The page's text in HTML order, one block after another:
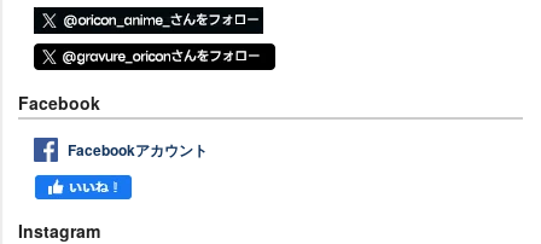
Facebook
Facebookアカウント
Instagram